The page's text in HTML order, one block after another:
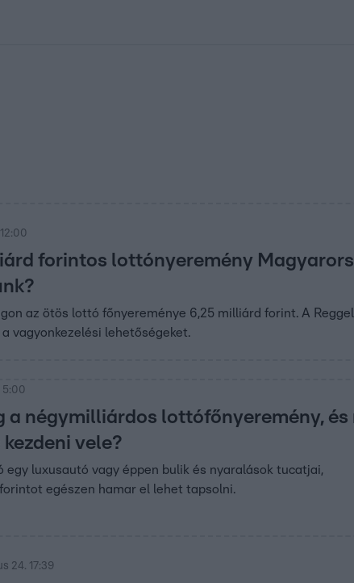
forintos lottónyeremény
az ötös lottó főnyereménye 6,25 milliárd forint. A
vagyonkezelési lehetőségeket.
5:00
a négymilliárdos lottófőnyeremény, és
vele?
egy luxusautó vagy éppen bulik és nyaralások tucatjai,
egészen hamar el lehet tapsolni.
24. 17:39